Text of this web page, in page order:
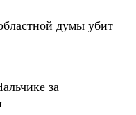
думы убит
за